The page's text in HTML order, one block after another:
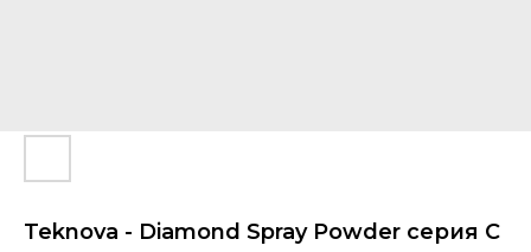
Teknova - Diamond Spray Powder серия С